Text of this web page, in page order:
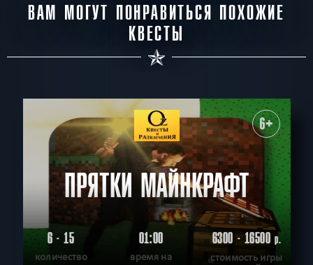
ВАМ МОГУТ ПОНРАВИТЬСЯ ПОХОЖИЕ
КВЕСТЫ
6+
ПРЯТКИ МАЙНКРАФТ
6 - 15
количество
01:00
время на
6300 - 16500р.
стоимость игры